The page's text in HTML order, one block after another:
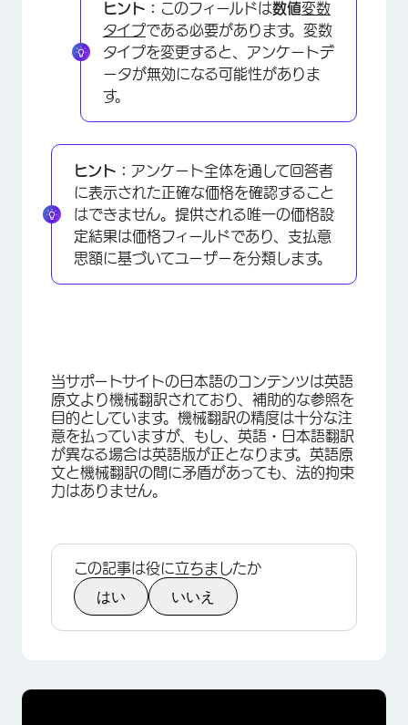
ヒント： このフィールドは数値変数
タイプである必要があります。変数
タイプを変更すると、アンケートデ
ータが無効になる可能性がありま
す。
ヒント： アンケート全体を通して回答者
に表示された正確な価格を確認すること
はできません。提供される唯一の価格設
定結果は価格フィールドであり、支払意
思額に基づいてユーザーを分類します。
当サポートサイトの日本語のコンテンツは英語
原文より機械翻訳されており、補助的な参照を
目的としています。機械翻訳の精度は十分な注
意を払っていますが、もし、英語・日本語翻訳
が異なる場合は英語版が正となります。英語原
文と機械翻訳の間に矛盾があっても、法的拘束
力はありません。
この記事は役に立ちましたか
はい いいえ